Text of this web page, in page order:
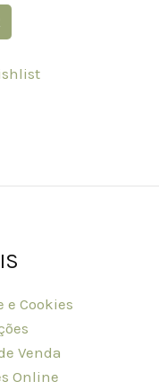
Cookies
Venda
Online